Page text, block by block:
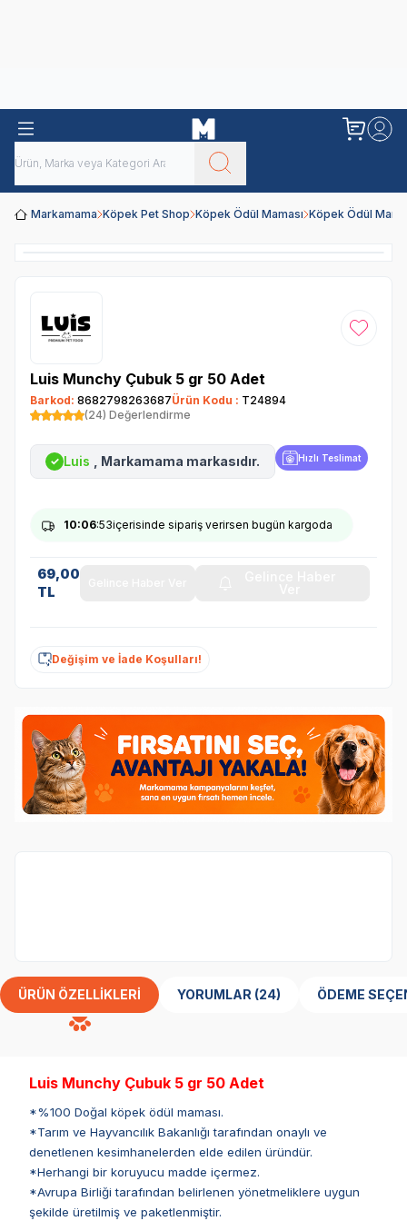
Markamama Köpek Pet Shop Köpek Ödül Maması Köpek Ödül
Favoriye
Luis Munchy Çubuk 5 gr 50 Adet
Barkod: 8682798263687Ürün Kodu : T24894
(24) Değerlendirme
✓ Luis , Markamama markasıdır. Hızlı Teslimat
10:06:53içerisinde sipariş verirsen bugün kargoda
69,00
TL
Değişim ve İade Koşulları!
ÜRÜN ÖZELLIKLERI YORUMLAR (24) ÖDEME
Luis Munchy Çubuk 5 gr 50 Adet
*%100 Doğal köpek ödül maması.
*Tarım ve Hayvancılık Bakanlığı tarafından onaylı ve
denetlenen kesimhanelerden elde edilen üründür.
*Herhangi bir koruyucu madde içermez.
*Avrupa Birliği tarafından belirlenen yönetmeliklere uygun
şekilde üretilmiş ve paketlenmiştir.